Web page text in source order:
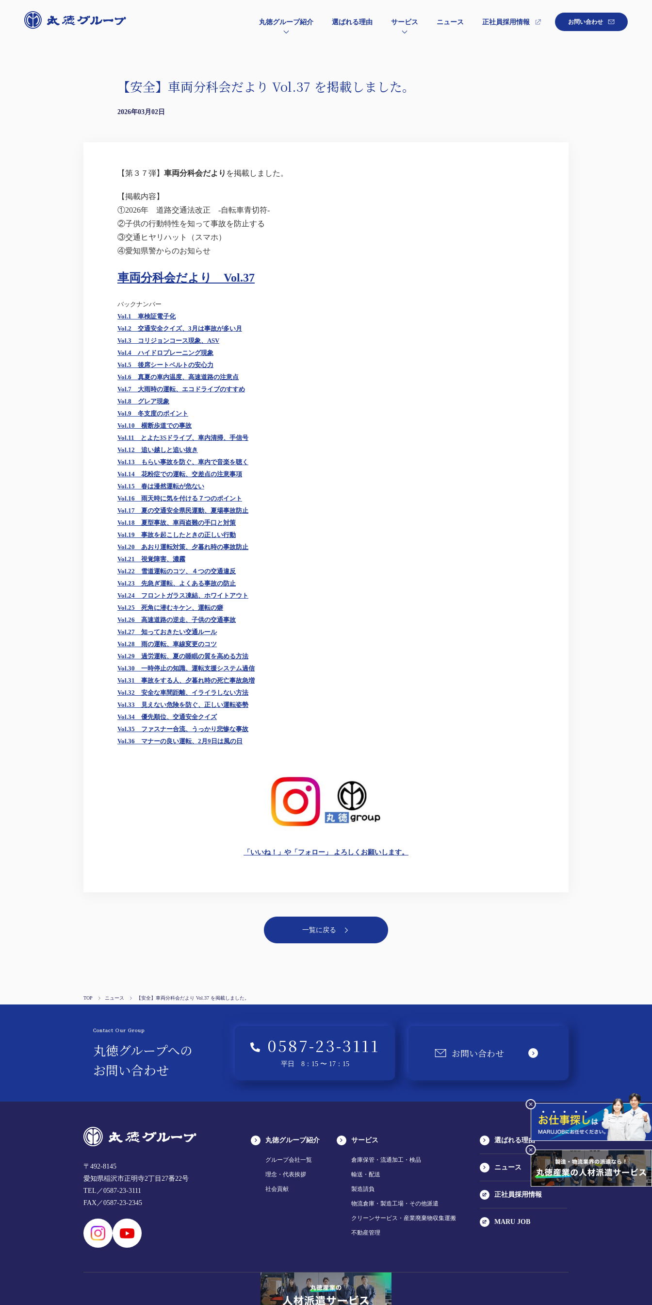
丸徳グループ紹介 選ばれる理由 サービス ニュース 正社員採用情報 お問い合わせ
【安全】車両分科会だより Vol.37 を掲載しました。
2026年03月02日
【第３７弾】 車両分科会だより を掲載しました。
【掲載内容】
①2026年 道路交通法改正 -自転車青切符-
②子供の行動特性を知って事故を防止する
③交通ヒヤリハット（スマホ）
④愛知県警からのお知らせ
車両分科会だより Vol.37
バックナンバー
Vol.1 車検証電子化
Vol.2 交通安全クイズ、3月は事故が多い月
Vol.3 コリジョンコース現象、ASV
Vol.4 ハイドロプレーニング現象
Vol.5 後席シートベルトの安心力
Vol.6 真夏の車内温度、高速道路の注意点
Vol.7 大雨時の運転、エコドライブのすすめ
Vol.8 グレア現象
Vol.9 冬支度のポイント
Vol.10 横断歩道での事故
Vol.11 とよた3Sドライブ、車内清掃、手信号
Vol.12 追い越しと追い抜き
Vol.13 もらい事故を防ぐ、車内で音楽を聴く
Vol.14 花粉症での運転、交差点の注意事項
Vol.15 春は漫然運転が危ない
Vol.16 雨天時に気を付ける７つのポイント
Vol.17 夏の交通安全県民運動、夏場事故防止
Vol.18 夏型事故、車両盗難の手口と対策
Vol.19 事故を起こしたときの正しい行動
Vol.20 あおり運転対策、夕暮れ時の事故防止
Vol.21 視覚障害、濃霧
Vol.22 雪道運転のコツ、４つの交通違反
Vol.23 先急ぎ運転、よくある事故の防止
Vol.24 フロントガラス凍結、ホワイトアウト
Vol.25 死角に潜むキケン、運転の癖
Vol.26 高速道路の逆走、子供の交通事故
Vol.27 知っておきたい交通ルール
Vol.28 雨の運転、車線変更のコツ
Vol.29 過労運転、夏の睡眠の質を高める方法
Vol.30 一時停止の知識、運転支援システム過信
Vol.31 事故をする人、夕暮れ時の死亡事故急増
Vol.32 安全な車間距離、イライラしない方法
Vol.33 見えない危険を防ぐ、正しい運転姿勢
Vol.34 優先順位、交通安全クイズ
Vol.35 ファスナー合流、うっかり悲惨な事故
Vol.36 マナーの良い運転、2月9日は風の日
「いいね！」や「フォロー」 よろしくお願いします。
一覧に戻る
TOP ニュース 【安全】車両分科会だより Vol.37 を掲載しました。
Contact Our Group
丸徳グループへの
お問い合わせ
0587-23-3111
平日 8：15 〜 17：15
お問い合わせ
〒492-8145
愛知県稲沢市正明寺2丁目27番22号
TEL／0587-23-3111
FAX／0587-23-2345
丸徳グループ紹介
グループ会社一覧
理念・代表挨拶
社会貢献
サービス
倉庫保管・流通加工・検品
輸送・配送
製造請負
物流倉庫・製造工場・その他派遣
クリーンサービス・産業廃棄物収集運搬
不動産管理
選ばれる理由
ニュース
正社員採用情報
MARU JOB